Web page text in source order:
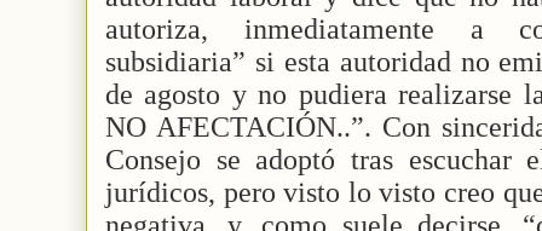
autoriza, inmediatamente a
subsidiaria” si esta autoridad no
de agosto y no pudiera realizarse
NO AFECTACIÓN..”. Con
Consejo se adoptó tras escuchar
jurídicos, pero visto lo visto creo
negativa, y, como suele decirse,